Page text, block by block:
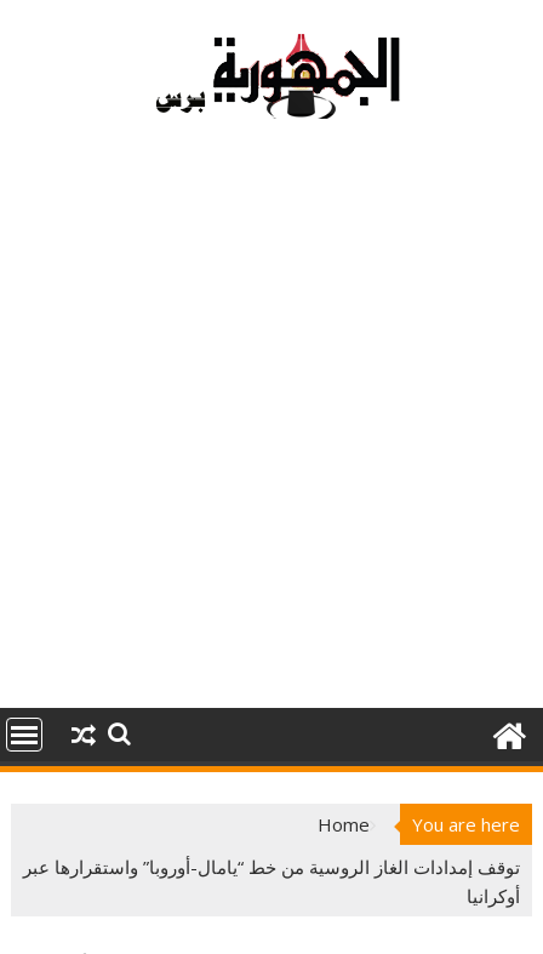
You are here
Home
توقف إمدادات الغاز الروسية من خط “يامال-أوروبا” واستقرارها عبر
أوكرانيا